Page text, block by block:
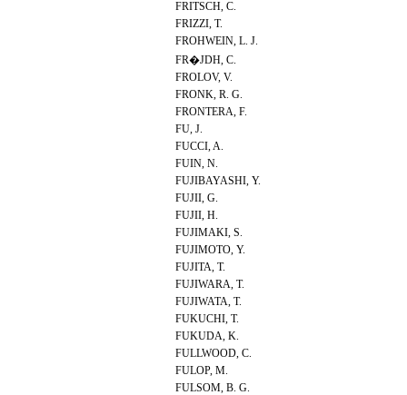
FRITSCH, C.
FRIZZI, T.
FROHWEIN, L. J.
FR�JDH, C.
FROLOV, V.
FRONK, R. G.
FRONTERA, F.
FU, J.
FUCCI, A.
FUIN, N.
FUJIBAYASHI, Y.
FUJII, G.
FUJII, H.
FUJIMAKI, S.
FUJIMOTO, Y.
FUJITA, T.
FUJIWARA, T.
FUJIWATA, T.
FUKUCHI, T.
FUKUDA, K.
FULLWOOD, C.
FULOP, M.
FULSOM, B. G.